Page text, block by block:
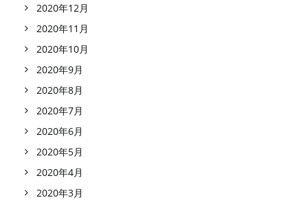
2020年12月
2020年11月
2020年10月
2020年9月
2020年8月
2020年7月
2020年6月
2020年5月
2020年4月
2020年3月